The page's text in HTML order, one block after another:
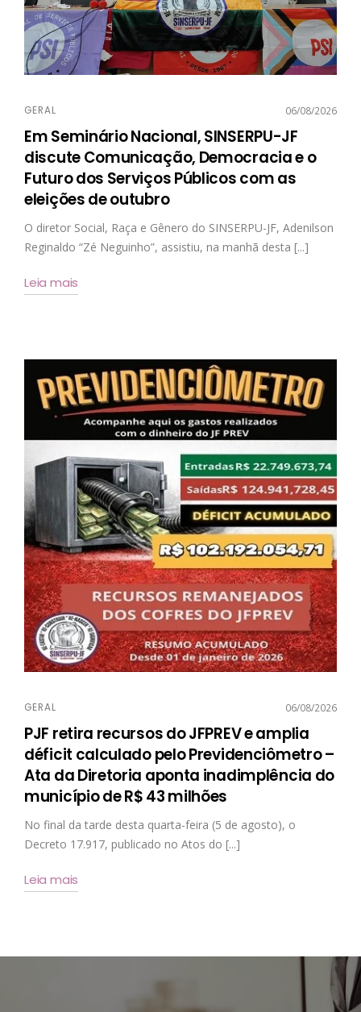
GERAL 06/08/2026
Em Seminário Nacional, SINSERPU-JF
discute Comunicação, Democracia e o
Futuro dos Serviços Públicos com as
eleições de outubro
O diretor Social, Raça e Gênero do SINSERPU-JF, Adenilson
Reginaldo “Zé Neguinho”, assistiu, na manhã desta [...]
Leia mais
GERAL 06/08/2026
PJF retira recursos do JFPREV e amplia
déficit calculado pelo Previdenciômetro –
Ata da Diretoria aponta inadimplência do
município de R$ 43 milhões
No final da tarde desta quarta-feira (5 de agosto), o
Decreto 17.917, publicado no Atos do [...]
Leia mais